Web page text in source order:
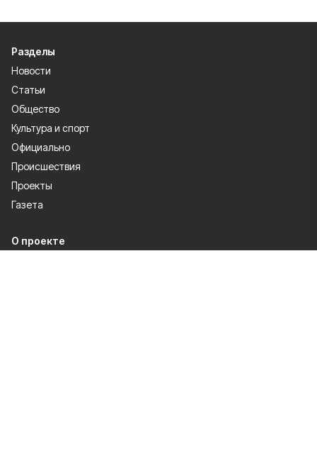
Разделы
Новости
Статьи
Общество
Культура и спорт
Официально
Происшествия
Проекты
Газета
О проекте